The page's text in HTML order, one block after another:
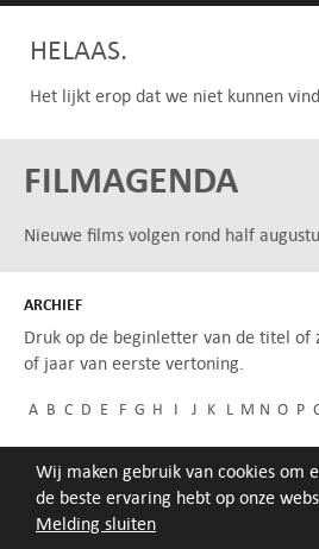
Melding sluiten
Wij maken gebruik van cookies om
de beste ervaring hebt op onze
HELAAS.
Het lijkt erop dat we niet kunnen
FILMAGENDA
Nieuwe films volgen rond half
ARCHIEF
Druk op de beginletter van de titel of
of jaar van eerste vertoning.
A B C D E F G H I J K L M N O P